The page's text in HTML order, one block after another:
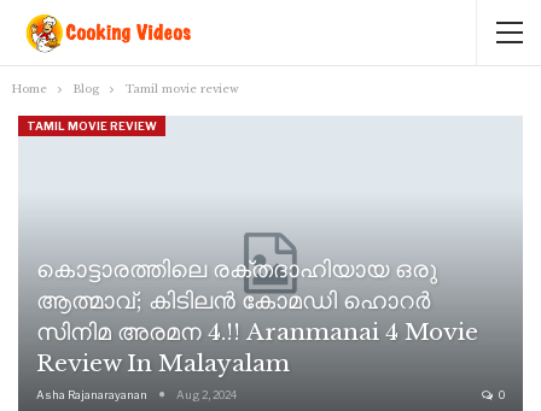
Home Blog Tamil movie review
TAMIL MOVIE REVIEW
കൊട്ടാരത്തിലെ രക്തദാഹിയായ ഒരു
ആത്മാവ്; കിടിലൻ കോമഡി ഹൊറർ
സിനിമ അരമന 4.!! Aranmanai 4 Movie
Review In Malayalam
Asha Rajanarayanan Aug 2, 2024 0